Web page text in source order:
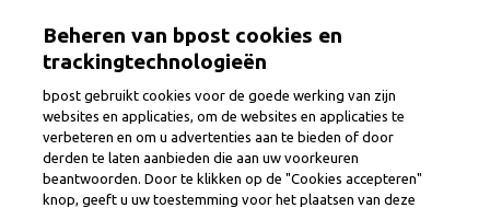
contenu
6 Jobs
Beheren van bpost cookies en
trackingtechnologieën
bpost gebruikt cookies voor de goede werking van zijn
websites en applicaties, om de websites en applicaties te
verbeteren en om u advertenties aan te bieden of door
derden te laten aanbieden die aan uw voorkeuren
beantwoorden. Door te klikken op de "Cookies accepteren"
knop, geeft u uw toestemming voor het plaatsen van deze